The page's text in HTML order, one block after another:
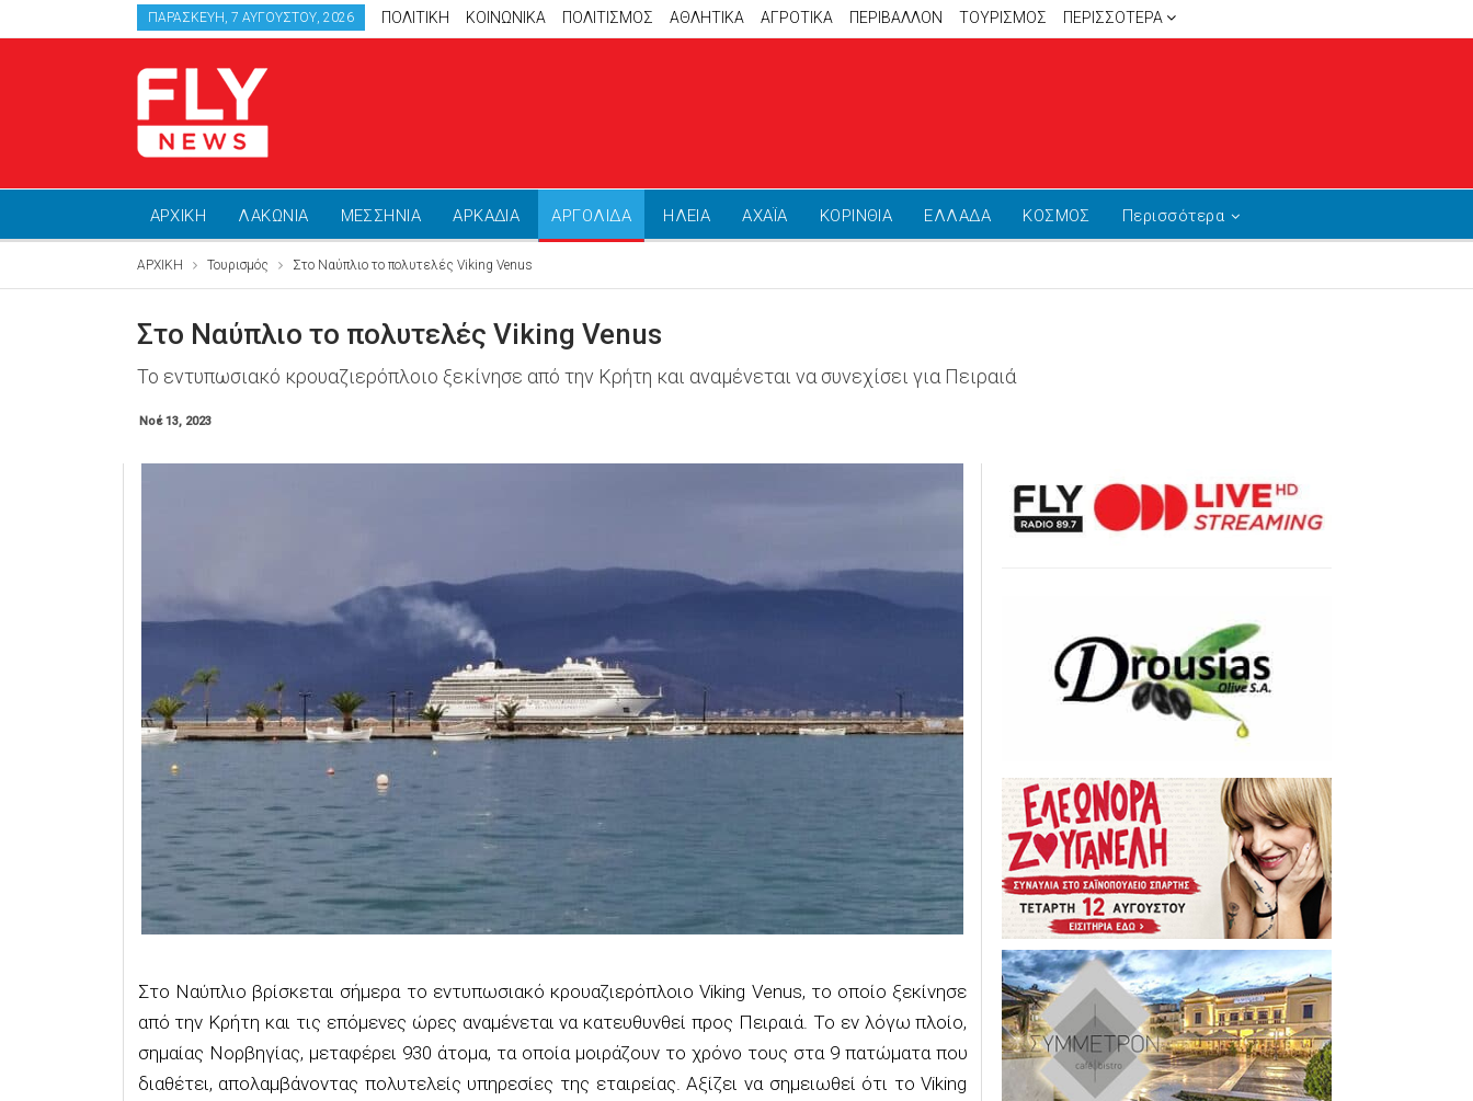
ΠΑΡΑΣΚΕΥΉ, 7 ΑΥΓΟΎΣΤΟΥ, 2026 ΠΟΛΙΤΙΚΗ ΚΟΙΝΩΝΙΚΑ ΠΟΛΙΤΙΣΜΟΣ ΑΘΛΗΤΙΚΆ ΑΓΡΟΤΙΚΑ ΠΕΡΙΒΑΛΛΟΝ ΤΟΥΡΙΣΜΟΣ ΠΕΡΙΣΣΌΤΕΡΑ
ΑΡΧΙΚΗ ΛΑΚΩΝΙΑ ΜΕΣΣΗΝΙΑ ΑΡΚΑΔΙΑ ΑΡΓΟΛΙΔΑ ΗΛΕΙΑ ΑΧΑΪΑ ΚΟΡΙΝΘΙΑ ΕΛΛΑΔΑ ΚΟΣΜΟΣ Περισσότερα
ΑΡΧΙΚΗ Τουρισμός Στο Ναύπλιο το πολυτελές Viking Venus
Στο Ναύπλιο το πολυτελές Viking Venus
Το εντυπωσιακό κρουαζιερόπλοιο ξεκίνησε από την Κρήτη και αναμένεται να συνεχίσει για Πειραιά
Νοέ 13, 2023
Στο Ναύπλιο βρίσκεται σήμερα το εντυπωσιακό κρουαζιερόπλοιο Viking Venus, το οποίο ξεκίνησε
από την Κρήτη και τις επόμενες ώρες αναμένεται να κατευθυνθεί προς Πειραιά. Το εν λόγω πλοίο,
σημαίας Νορβηγίας, μεταφέρει 930 άτομα, τα οποία μοιράζουν το χρόνο τους στα 9 πατώματα που
διαθέτει, απολαμβάνοντας πολυτελείς υπηρεσίες της εταιρείας. Αξίζει να σημειωθεί ότι το Viking